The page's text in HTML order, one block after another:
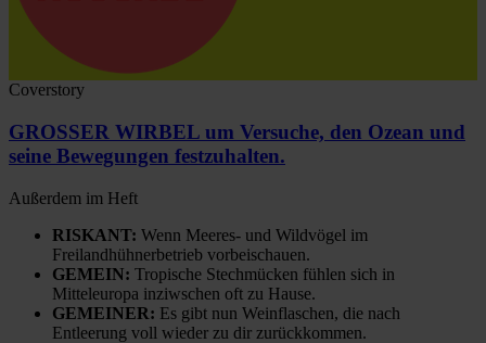
Coverstory
GROSSER WIRBEL um Versuche, den Ozean und
seine Bewegungen festzuhalten.
Außerdem im Heft
RISKANT: Wenn Meeres- und Wildvögel im
Freilandhühnerbetrieb vorbeischauen.
GEMEIN: Tropische Stechmücken fühlen sich in
Mitteleuropa inziwschen oft zu Hause.
GEMEINER: Es gibt nun Weinflaschen, die nach
Entleerung voll wieder zu dir zurückkommen.